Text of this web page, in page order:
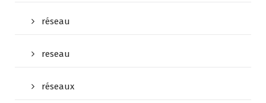
réseau
reseau
réseaux